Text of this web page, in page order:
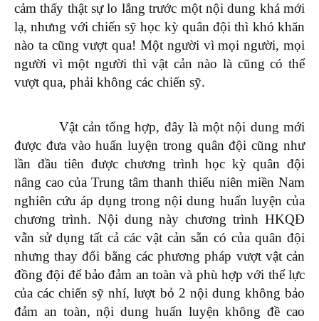
cảm thấy thật sự lo lắng trước một nội dung khá mới
lạ, nhưng với chiến sỹ học kỳ quân đội thì khó khăn
nào ta cũng vượt qua! Một người vì mọi người, mọi
người vì một người thì vật cản nào là cũng có thể
vượt qua, phải không các chiến sỹ.
Vật cản tổng hợp, đây là một nội dung mới
được đưa vào huấn luyện trong quân đội cũng như
lần đầu tiên được chương trình học kỳ quân đội
nâng cao của Trung tâm thanh thiếu niên miền Nam
nghiên cứu áp dụng trong nội dung huấn luyện của
chương trình. Nội dung này chương trình HKQĐ
vẫn sử dụng tất cả các vật cản sẵn có của quân đội
nhưng thay đổi bằng các phương pháp vượt vật cản
đồng đội để bảo đảm an toàn và phù hợp với thể lực
của các chiến sỹ nhí, lượt bỏ 2 nội dung không bảo
đảm an toàn, nội dung huấn luyện không đề cao